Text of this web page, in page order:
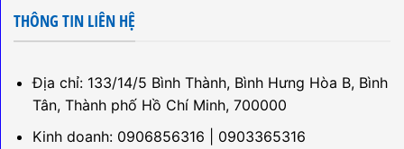
THÔNG TIN LIÊN HỆ
Địa chỉ: 133/14/5 Bình Thành, Bình Hưng Hòa B, Bình
Tân, Thành phố Hồ Chí Minh, 700000
Kinh doanh: 0906856316 | 0903365316